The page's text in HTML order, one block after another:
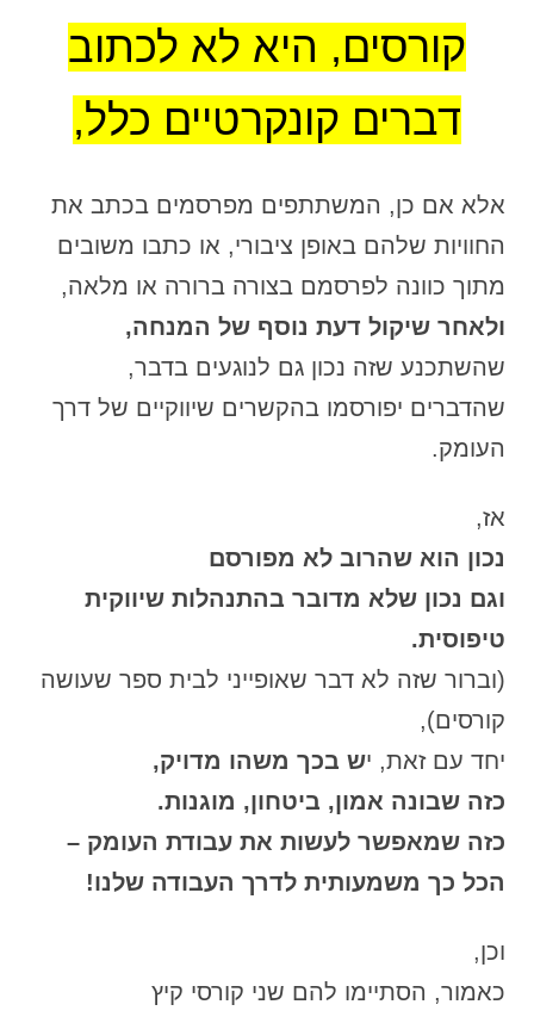
קורסים, היא לא לכתוב
דברים קונקרטיים כלל,
אלא אם כן, המשתתפים מפרסמים בכתב את
החוויות שלהם באופן ציבורי, או כתבו משובים
מתוך כוונה לפרסמם בצורה ברורה או מלאה,
ולאחר שיקול דעת נוסף של המנחה,
שהשתכנע שזה נכון גם לנוגעים בדבר,
שהדברים יפורסמו בהקשרים שיווקיים של דרך
העומק.
אז,
נכון הוא שהרוב לא מפורסם
וגם נכון שלא מדובר בהתנהלות שיווקית
טיפוסית.
(וברור שזה לא דבר שאופייני לבית ספר שעושה
קורסים),
יחד עם זאת, יש בכך משהו מדויק,
כזה שבונה אמון, ביטחון, מוגנות.
כזה שמאפשר לעשות את עבודת העומק –
הכל כך משמעותית לדרך העבודה שלנו!
וכן,
כאמור, הסתיימו להם שני קורסי קיץ